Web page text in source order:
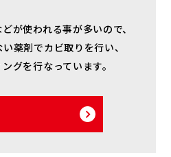
が使われる事が多いので、
薬剤でカビ取りを行い、
グを行なっています。